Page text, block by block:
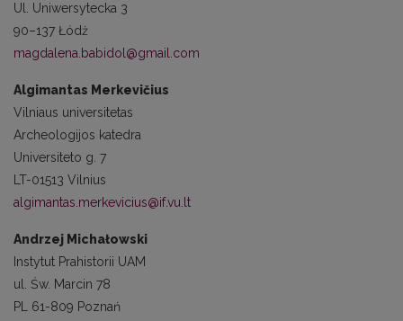
Ul. Uniwersytecka 3
90–137 Łódż
magdalena.babidol@gmail.com
Algimantas Merkevičius
Vilniaus universitetas
Archeologijos katedra
Universiteto g. 7
LT-01513 Vilnius
algimantas.merkevicius@if.vu.lt
Andrzej Michałowski
Instytut Prahistorii UAM
ul. Św. Marcin 78
PL 61-809 Poznań